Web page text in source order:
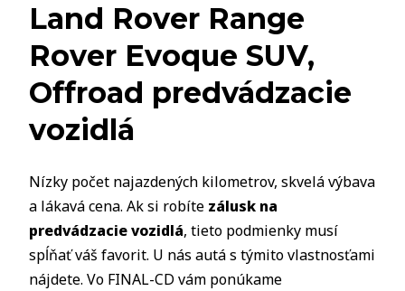
Land Rover Range
Rover Evoque SUV,
Offroad predvádzacie
vozidlá
Nízky počet najazdených kilometrov, skvelá výbava
a lákavá cena. Ak si robíte zálusk na
predvádzacie vozidlá, tieto podmienky musí
spĺňať váš favorit. U nás autá s týmito vlastnosťami
nájdete. Vo FINAL-CD vám ponúkame